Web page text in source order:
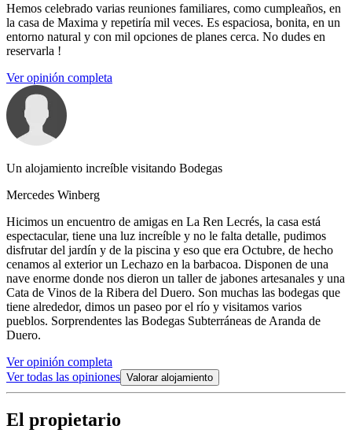
Hemos celebrado varias reuniones familiares, como cumpleaños, en
la casa de Maxima y repetiría mil veces. Es espaciosa, bonita, en un
entorno natural y con mil opciones de planes cerca. No dudes en
reservarla !
Ver opinión completa
Un alojamiento increíble visitando Bodegas
Mercedes Winberg
Hicimos un encuentro de amigas en La Ren Lecrés, la casa está
espectacular, tiene una luz increíble y no le falta detalle, pudimos
disfrutar del jardín y de la piscina y eso que era Octubre, de hecho
cenamos al exterior un Lechazo en la barbacoa. Disponen de una
nave enorme donde nos dieron un taller de jabones artesanales y una
Cata de Vinos de la Ribera del Duero. Son muchas las bodegas que
tiene alrededor, dimos un paseo por el río y visitamos varios
pueblos. Sorprendentes las Bodegas Subterráneas de Aranda de
Duero.
Ver opinión completa
Ver todas las opiniones Valorar alojamiento
El propietario